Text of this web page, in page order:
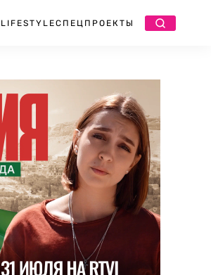
LIFESTYLEСПЕЦПРОЕКТЫ